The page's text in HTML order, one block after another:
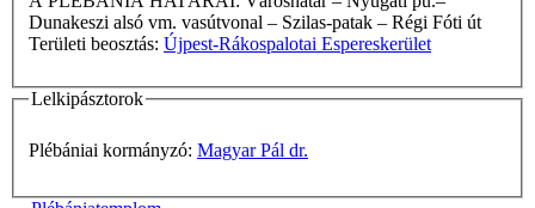
Dunakeszi alsó vm. vasútvonal – Szilas-patak – Régi Fóti út
Területi beosztás: Újpest-Rákospalotai Espereskerület
Lelkipásztorok
Plébániai kormányzó: Magyar Pál dr.